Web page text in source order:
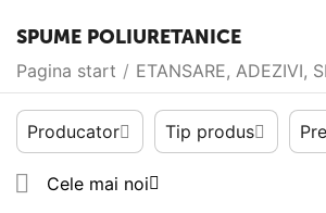
SPUME POLIURETANICE
Pagina start / ETANSARE, ADEZIVI,
Producator Tip produs
Cele mai noi